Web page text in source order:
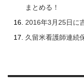
まとめる！
2016年3月25日に
久留米看護師連続